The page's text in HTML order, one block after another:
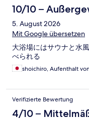
10/10 –
5. August 2026
Mit Google übersetzen
大浴場にはサウナと水
べられる
shoichiro, Aufenthalt
Verifizierte Bewertung
4/10 –